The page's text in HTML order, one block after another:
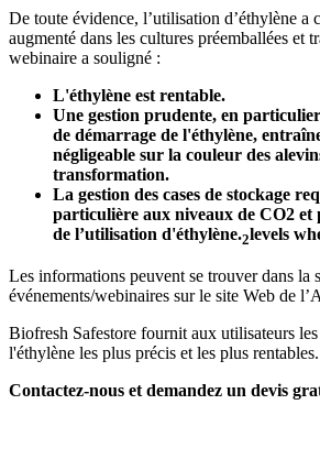
De toute évidence, l’utilisation d’éthylène a
augmenté dans les cultures préemballées et
webinaire a souligné :
L'éthylène est rentable.
Une gestion prudente, en
de démarrage de l'éthylène,
négligeable sur la couleur des
transformation.
La gestion des cases de stockage
particulière aux niveaux de CO2 et
de l’utilisation d'éthylène.2levels
Les informations peuvent se trouver dans la
événements/webinaires sur le site Web de
Biofresh Safestore fournit aux utilisateurs
l'éthylène les plus précis et les plus rentables.
Contactez-nous et demandez un devis